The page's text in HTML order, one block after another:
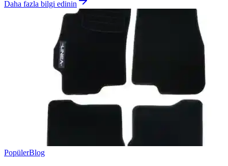
Daha fazla bilgi edinin
PopülerBlog